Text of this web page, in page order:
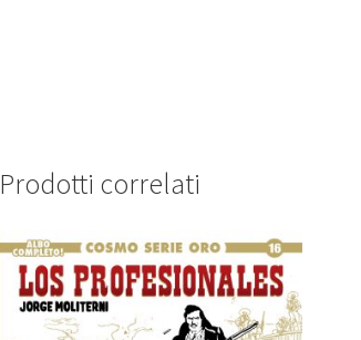
Prodotti correlati